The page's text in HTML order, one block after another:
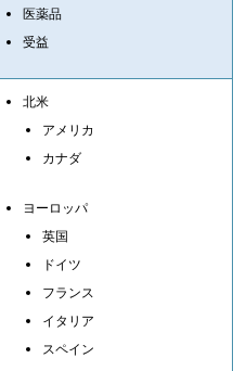
医薬品
受益
北米
アメリカ
カナダ
ヨーロッパ
英国
ドイツ
フランス
イタリア
スペイン